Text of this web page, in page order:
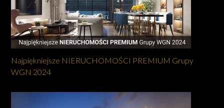
Najpiękniejsze NIERUCHOMOŚCI PREMIUM Grupy
WGN 2024